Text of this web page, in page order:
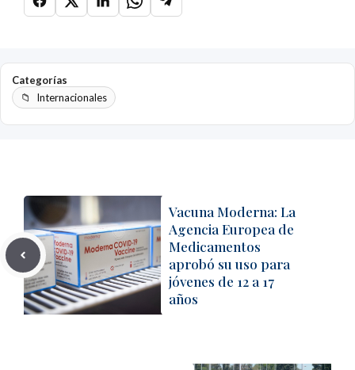
Categorías
Internacionales
Vacuna Moderna: La
Agencia Europea de
Medicamentos
aprobó su uso para
jóvenes de 12 a 17
años